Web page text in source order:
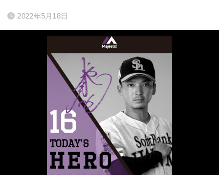
2022年5月18日